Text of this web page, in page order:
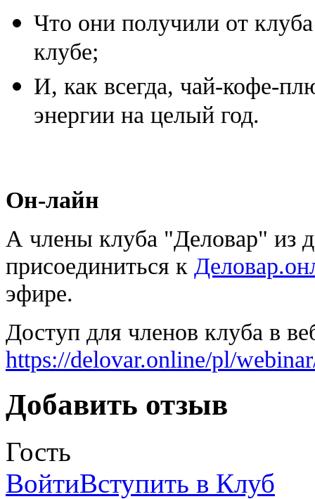
Что они получили от
клубе;
И, как всегда, чай-кофе-
энергии на целый год.
Он-лайн
А члены клуба "Деловар" из
присоединиться к
эфире.
Доступ для членов клуба в
https://delovar.online/pl/
Добавить отзыв
Гость
ВойтиВступить в Клуб